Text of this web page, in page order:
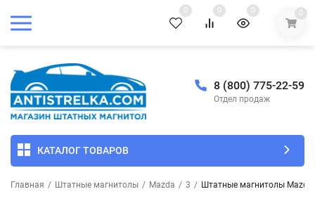
0 0 0 0
8 (800) 775-22-59
Отдел продаж
КАТАЛОГ ТОВАРОВ
Главная / Штатные магнитолы / Mazda / 3 / Штатные магнитолы Mazda